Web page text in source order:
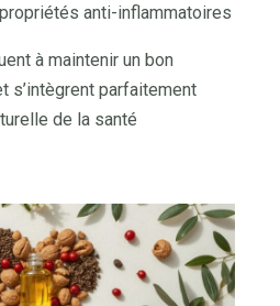
anti-inflammatoires
à maintenir un bon
s’intègrent parfaitement
de la santé